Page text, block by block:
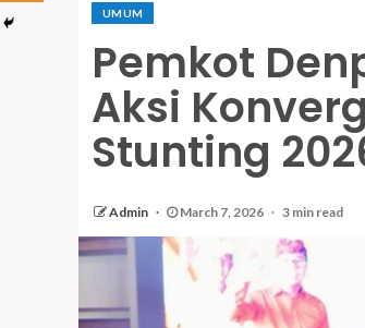
UMUM
Pemkot
Aksi
Stunting
Admin March 7, 2026 3 min read